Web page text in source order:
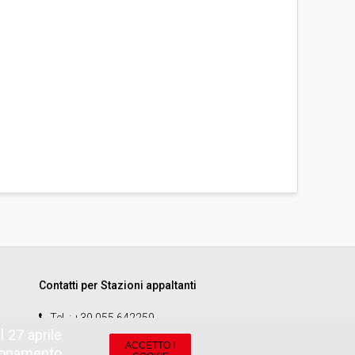
Contatti per Stazioni appaltanti
Tel. : +39 055 642259
email
start.sa@pamercato.it
27 aprile
ACCETTO I